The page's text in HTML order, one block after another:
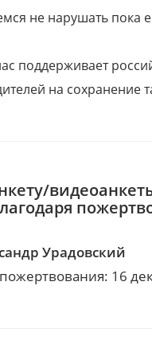
не нарушать пока
поддерживает
на сохранение
Урадовский
16